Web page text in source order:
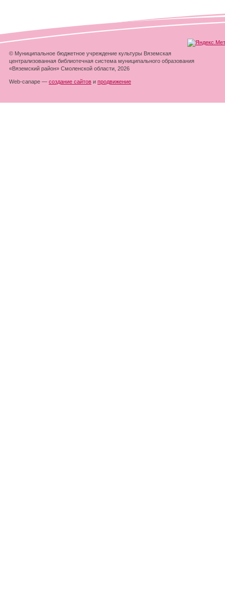
© Муниципальное бюджетное учреждение культуры Вяземская
централизованная библиотечная система муниципального образования
«Вяземский район» Смоленской области, 2026
Web-canape — создание сайтов и продвижение